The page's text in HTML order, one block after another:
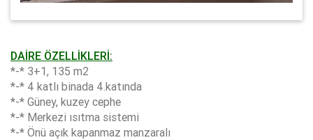
DAİRE ÖZELLİKLERİ:
*-* 3+1, 135 m2
*-* 4 katlı binada 4.katında
*-* Güney, kuzey cephe
*-* Merkezi ısıtma sistemi
*-* Önü açık kapanmaz manzaralı